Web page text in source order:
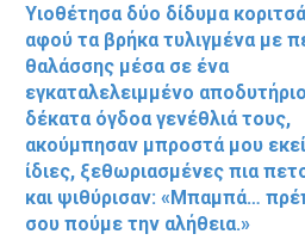
Υιοθέτησα δύο δίδυμα
αφού τα βρήκα τυλιγμένα με
θαλάσσης μέσα σε ένα
εγκαταλελειμμένο
δέκατα όγδοα γενέθλιά τους,
ακούμπησαν μπροστά μου
ίδιες, ξεθωριασμένες πια
και ψιθύρισαν: «Μπαμπά…
σου πούμε την αλήθεια.»